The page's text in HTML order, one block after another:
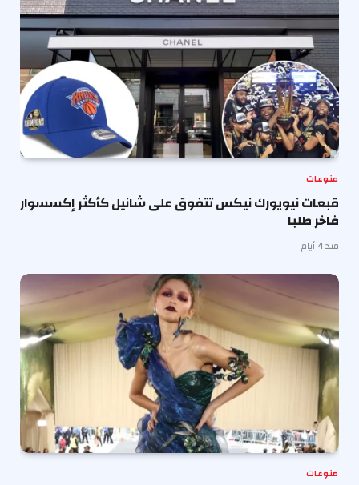
منوعات
قبعات نيويورك نيكس تتفوق على شانيل كأكثر إكسسوار
فاخر طلبا
منذ 4 أيام
منوعات